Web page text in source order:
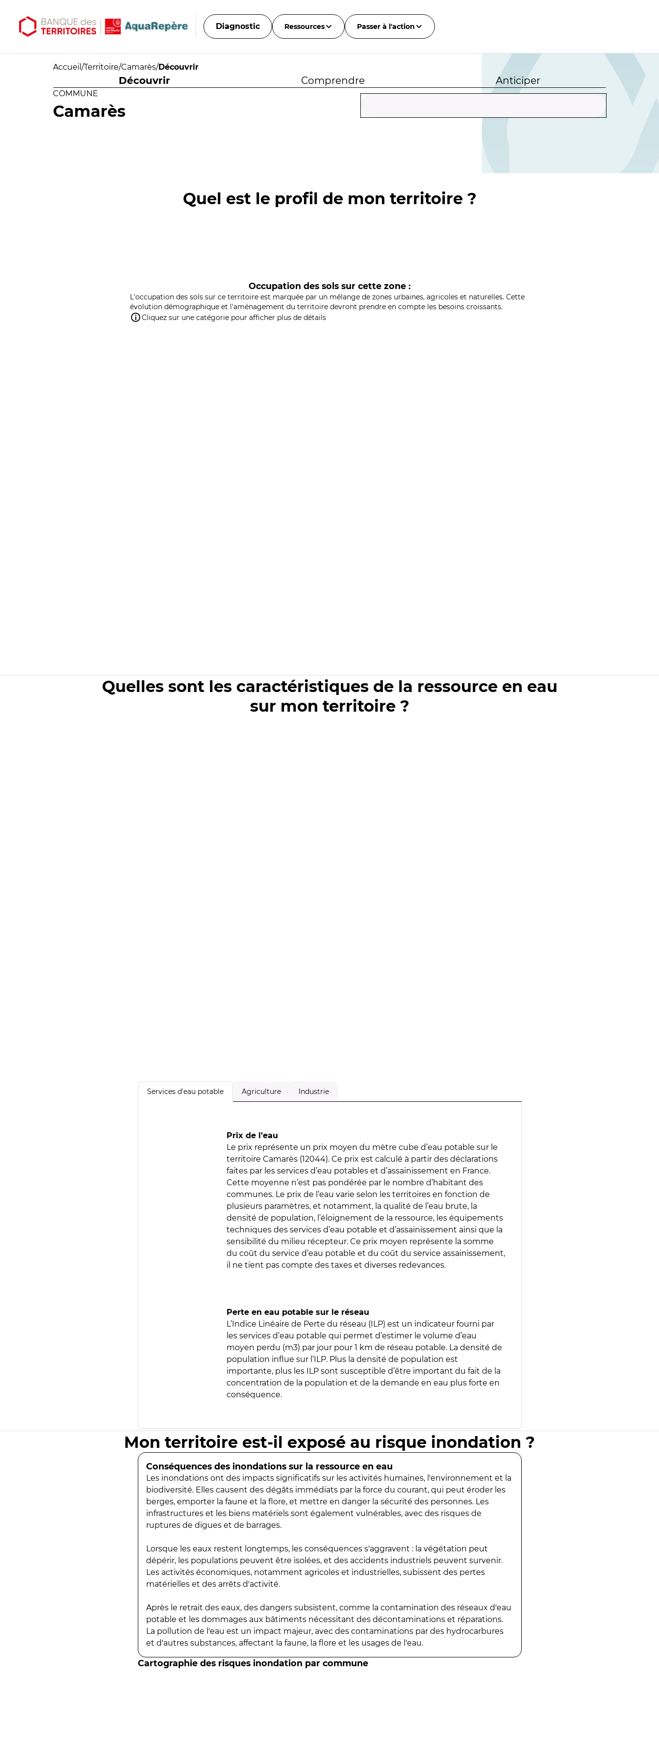
Diagnostic Ressources Passer à l'action
Accueil /Territoire/Camarès/Découvrir
Découvrir Comprendre Anticiper
COMMUNE
Camarès
Quel est le profil de mon territoire ?
Occupation des sols sur cette zone :
L'occupation des sols sur ce territoire est marquée par un mélange de zones urbaines, agricoles et naturelles. Cette
évolution démographique et l'aménagement du territoire devront prendre en compte les besoins croissants.
Cliquez sur une catégorie pour afficher plus de détails
Quelles sont les caractéristiques de la ressource en eau
sur mon territoire ?
Services d'eau potable Agriculture Industrie
Prix de l’eau
Le prix représente un prix moyen du mètre cube d’eau potable sur le
territoire Camarès (12044). Ce prix est calculé à partir des déclarations
faites par les services d’eau potables et d’assainissement en France.
Cette moyenne n’est pas pondérée par le nombre d’habitant des
communes. Le prix de l’eau varie selon les territoires en fonction de
plusieurs paramètres, et notamment, la qualité de l’eau brute, la
densité de population, l’éloignement de la ressource, les équipements
techniques des services d’eau potable et d’assainissement ainsi que la
sensibilité du milieu récepteur. Ce prix moyen représente la somme
du coût du service d’eau potable et du coût du service assainissement,
il ne tient pas compte des taxes et diverses redevances.
Perte en eau potable sur le réseau
L’Indice Linéaire de Perte du réseau (ILP) est un indicateur fourni par
les services d’eau potable qui permet d’estimer le volume d’eau
moyen perdu (m3) par jour pour 1 km de réseau potable. La densité de
population influe sur l’ILP. Plus la densité de population est
importante, plus les ILP sont susceptible d’être important du fait de la
concentration de la population et de la demande en eau plus forte en
conséquence.
Mon territoire est-il exposé au risque inondation ?
Conséquences des inondations sur la ressource en eau
Les inondations ont des impacts significatifs sur les activités humaines, l'environnement et la
biodiversité. Elles causent des dégâts immédiats par la force du courant, qui peut éroder les
berges, emporter la faune et la flore, et mettre en danger la sécurité des personnes. Les
infrastructures et les biens matériels sont également vulnérables, avec des risques de
ruptures de digues et de barrages.
Lorsque les eaux restent longtemps, les conséquences s'aggravent : la végétation peut
dépérir, les populations peuvent être isolées, et des accidents industriels peuvent survenir.
Les activités économiques, notamment agricoles et industrielles, subissent des pertes
matérielles et des arrêts d'activité.
Après le retrait des eaux, des dangers subsistent, comme la contamination des réseaux d'eau
potable et les dommages aux bâtiments nécessitant des décontaminations et réparations.
La pollution de l'eau est un impact majeur, avec des contaminations par des hydrocarbures
et d'autres substances, affectant la faune, la flore et les usages de l'eau.
Cartographie des risques inondation par commune